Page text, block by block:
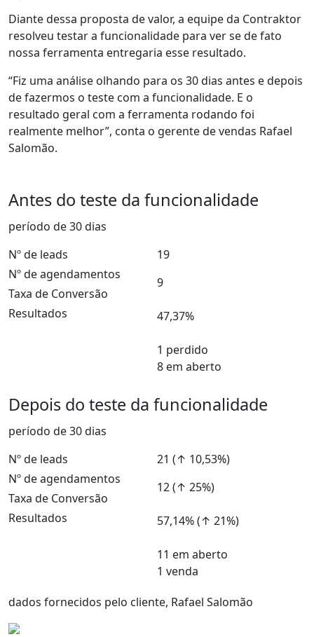
Diante dessa proposta de valor, a equipe da Contraktor
resolveu testar a funcionalidade para ver se de fato
nossa ferramenta entregaria esse resultado.
“Fiz uma análise olhando para os 30 dias antes e depois
de fazermos o teste com a funcionalidade. E o
resultado geral com a ferramenta rodando foi
realmente melhor”, conta o gerente de vendas Rafael
Salomão.
Antes do teste da funcionalidade
período de 30 dias
Nº de leads
Nº de agendamentos
Taxa de Conversão
Resultados
19
9
47,37%
1 perdido
8 em aberto
Depois do teste da funcionalidade
período de 30 dias
Nº de leads
Nº de agendamentos
Taxa de Conversão
Resultados
21 (↑ 10,53%)
12(↑ 25%)
57,14%(↑ 21%)
11 em aberto
1 venda
dados fornecidos pelo cliente, Rafael Salomão